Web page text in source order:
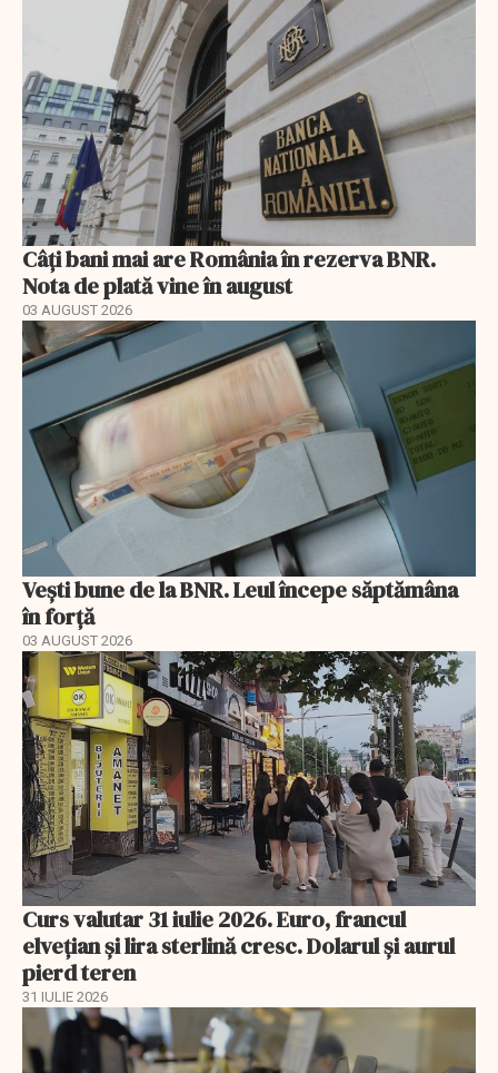
Câți bani mai are România în rezerva BNR.
Nota de plată vine în august
03 AUGUST 2026
Vești bune de la BNR. Leul începe săptămâna
în forță
03 AUGUST 2026
Curs valutar 31 iulie 2026. Euro, francul
elvețian și lira sterlină cresc. Dolarul și aurul
pierd teren
31 IULIE 2026